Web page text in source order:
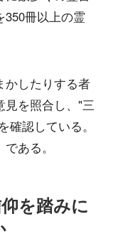
350冊以上の霊
かしたりする者
見を照合し、"三
認している。
ある。
を踏みに